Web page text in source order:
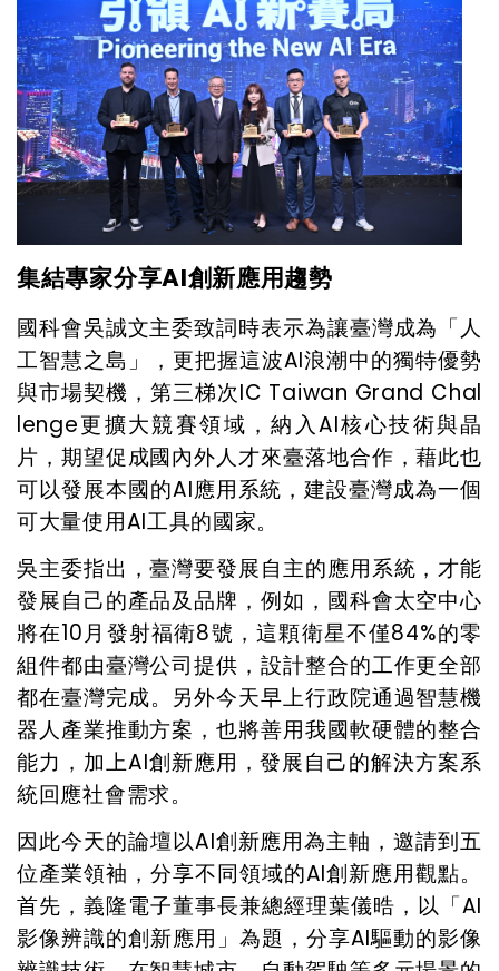
集結專家分享AI創新應用趨勢
國科會吳誠文主委致詞時表示為讓臺灣成為「人
工智慧之島」，更把握這波AI浪潮中的獨特優勢
與市場契機，第三梯次IC Taiwan Grand Chal
lenge更擴大競賽領域，納入AI核心技術與晶
片，期望促成國內外人才來臺落地合作，藉此也
可以發展本國的AI應用系統，建設臺灣成為一個
可大量使用AI工具的國家。
吳主委指出，臺灣要發展自主的應用系統，才能
發展自己的產品及品牌，例如，國科會太空中心
將在10月發射福衛8號 ，這顆衛星不僅84%的零
組件都由臺灣公司提供，設計整合的工作更全部
都在臺灣完成。另外今天早上行政院通過智慧機
器人產業推動方案，也將善用我國軟硬體的整合
能力，加上AI創新應用，發展自己的解決方案系
統回應社會需求。
因此今天的論壇以AI創新應用為主軸，邀請到五
位產業領袖，分享不同領域的AI創新應用觀點。
首先，義隆電子董事長兼總經理葉儀晧，以「AI
影像辨識的創新應用」為題，分享AI驅動的影像